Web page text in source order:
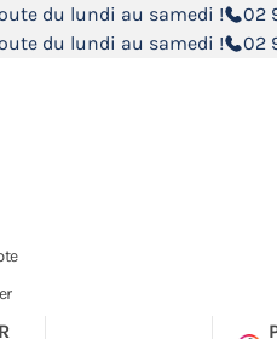
du lundi au samedi ! 02
du lundi au samedi !
02